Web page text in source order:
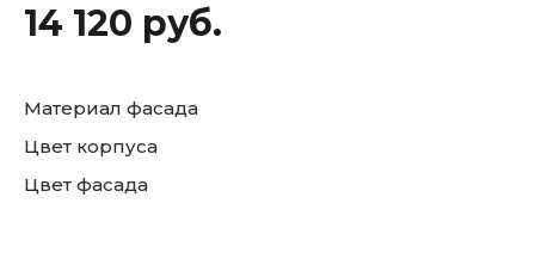
14 120 руб.
Материал фасада
Цвет корпуса
Цвет фасада